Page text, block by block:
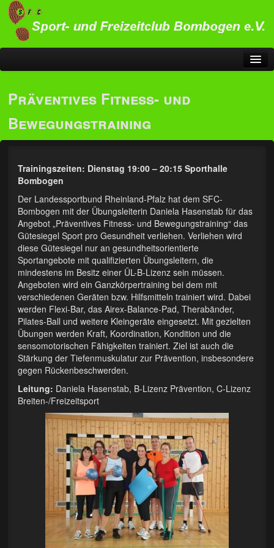
Sportangebot
Übersicht Sportangebot
Fitness kennt kein Alter
Gesundheitsorientiertes Training
Pilates
Nordic Walking
Rückentraining
Tischtennis
Cornhole
…für Kinder
…für Frauen
Damen-Aerobic
Damentraining und Gesundheitssport
Präventives Fitness- und Bewegungstraining
…für Männer
Männersportgruppe
Präventives Fitness- und
Bewegungstraining
Trainingszeiten: Dienstag 19:00 – 20:15 Sporthalle
Bombogen
Der Landessportbund Rheinland-Pfalz hat dem SFC-
Bombogen mit der Übungsleiterin Daniela Hasenstab für das
Angebot „Präventives Fitness- und Bewegungstraining“ das
Gütesiegel Sport pro Gesundheit verliehen. Verliehen wird
diese Gütesiegel nur an gesundheitsorientierte
Sportangebote mit qualifizierten Übungsleitern, die
mindestens im Besitz einer ÜL-B-Lizenz sein müssen.
Angeboten wird ein Ganzkörpertraining bei dem mit
verschiedenen Geräten bzw. Hilfsmitteln trainiert wird. Dabei
werden Flexi-Bar, das Airex-Balance-Pad, Therabänder,
Pilates-Ball und weitere Kleingeräte eingesetzt. Mit gezielten
Übungen werden Kraft, Koordination, Kondition und die
sensomotorischen Fähigkeiten trainiert. Ziel ist auch die
Stärkung der Tiefenmuskulatur zur Prävention, insbesondere
gegen Rückenbeschwerden.
Leitung: Daniela Hasenstab, B-Lizenz Prävention, C-Lizenz
Breiten-/Freizeitsport